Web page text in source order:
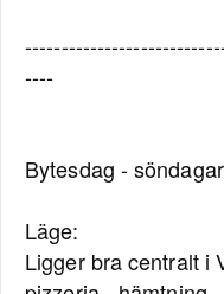
----
Bytesdag -
Läge:
Ligger bra centralt i